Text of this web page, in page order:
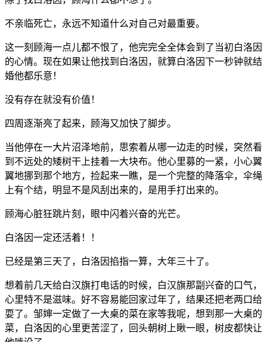
不亲临死亡，永远不知道什么对自己对最重要。
这一刻顾海一点儿都不恨了，他完完全全体会到了当初白洛因
的心情。现在如果让他找到白洛因，就算白洛因下一秒钟就结
婚他都乐意！
没有存在就没有价值！
四周逐渐亮了起来，顾海又加快了脚步。
当他停在一大片沼泽地前，思索着从哪一边走的时候，突然看
到不远处的矮树干上挂着一大块布。他心里募的一紧，小心翼
翼地挪到那个地方，捡起来一瞧，是一个完整的降落伞，伞绳
上有个结，明显不是风刮出来的，是用手打出来的。
顾海心脏狂跳片刻，眼中闪着兴奋的光芒。
白洛因一定还活着！！
已经是第三天了，白洛因掐指一算，大年三十了。
想着前几天给白汉旗打电话的时候，白汉旗那副兴奋的口气，
心里特不是滋味。好不容易能回家过年了，结果还把老两口给
耍了。邹婶一定做了一大桌的菜在家等我呢，想到那一大桌的
菜，白洛因的心里更苦涩了，回头朝树上瞅一眼，树皮都快让